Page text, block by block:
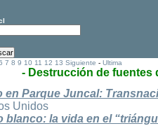
7 8 9 10 11 12 13 Siguiente -Ultima
- Destrucción de fuentes
en Parque Juncal:
Unidos
blanco: la vida en el